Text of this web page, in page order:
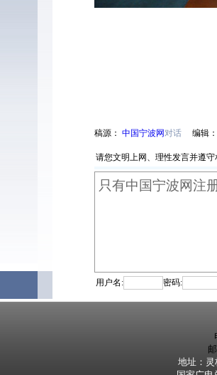
稿源： 中国宁波网对话 编辑：
请您文明上网、理性发言并遵
用户名: 密码: